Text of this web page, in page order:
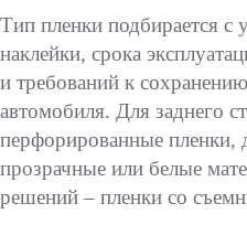
Тип пленки подбирается с
наклейки, срока
и требований к
автомобиля. Для заднего
перфорированные пленки,
прозрачные или белые
решений – пленки со